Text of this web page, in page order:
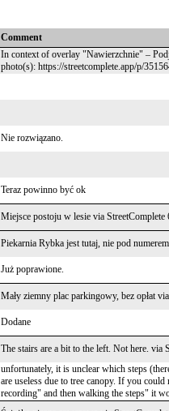
Comment
In context of overlay "Nawierzchnie" –
photo(s): https://streetcomplete.app/p/
Nie rozwiązano.
Teraz powinno być ok
Miejsce postoju w lesie via
Piekarnia Rybka jest tutaj, nie pod
Już poprawione.
Mały ziemny plac parkingowy, bez opłat
Dodane
The stairs are a bit to the left. Not here. via
unfortunately, it is unclear which steps
are useless due to tree canopy. If you
recording" and then walking the steps" it